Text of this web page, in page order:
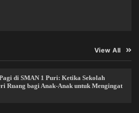
View All
di SMAN 1 Puri: Ketika Sekolah
Ruang bagi Anak-Anak untuk Mengingat